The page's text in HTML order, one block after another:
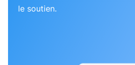
le soutien.